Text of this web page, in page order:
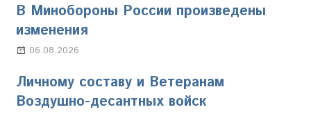
В Минобороны России произведены
изменения
06.08.2026
Личному составу и Ветеранам
Воздушно-десантных войск